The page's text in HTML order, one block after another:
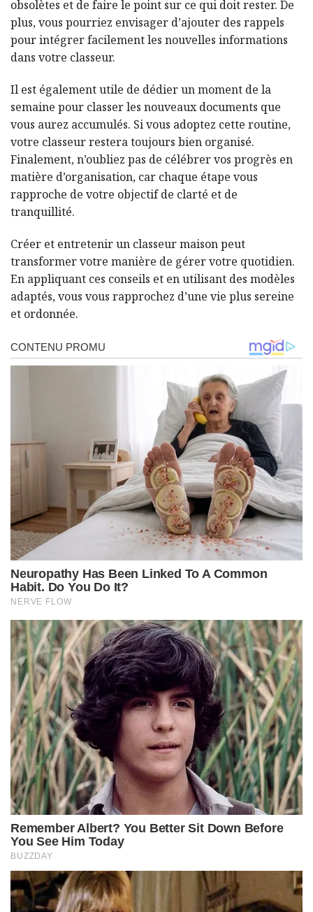
obsolètes et de faire le point sur ce qui doit rester. De
plus, vous pourriez envisager d’ajouter des rappels
pour intégrer facilement les nouvelles informations
dans votre classeur.
Il est également utile de dédier un moment de la
semaine pour classer les nouveaux documents que
vous aurez accumulés. Si vous adoptez cette routine,
votre classeur restera toujours bien organisé.
Finalement, n’oubliez pas de célébrer vos progrès en
matière d’organisation, car chaque étape vous
rapproche de votre objectif de clarté et de
tranquillité.
Créer et entretenir un classeur maison peut
transformer votre manière de gérer votre quotidien.
En appliquant ces conseils et en utilisant des modèles
adaptés, vous vous rapprochez d’une vie plus sereine
et ordonnée.